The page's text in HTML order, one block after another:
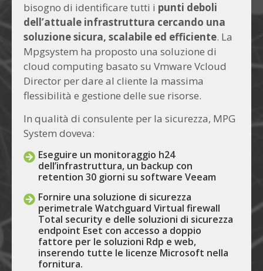
bisogno di identificare tutti i punti deboli
dell’attuale infrastruttura cercando una
soluzione sicura, scalabile ed efficiente. La
Mpgsystem ha proposto una soluzione di
cloud computing basato su Vmware Vcloud
Director per dare al cliente la massima
flessibilità e gestione delle sue risorse.
In qualità di consulente per la sicurezza, MPG
System doveva:
Eseguire un monitoraggio h24
dell’infrastruttura, un backup con
retention 30 giorni su software Veeam
Fornire una soluzione di sicurezza
perimetrale Watchguard Virtual firewall
Total security e delle soluzioni di sicurezza
endpoint Eset con accesso a doppio
fattore per le soluzioni Rdp e web,
inserendo tutte le licenze Microsoft nella
fornitura.